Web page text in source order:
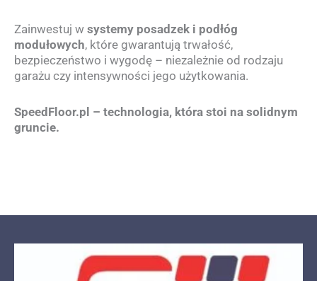
Zainwestuj w systemy posadzek i podłóg
modułowych, które gwarantują trwałość,
bezpieczeństwo i wygodę – niezależnie od rodzaju
garażu czy intensywności jego użytkowania.
SpeedFloor.pl – technologia, która stoi na solidnym
gruncie.